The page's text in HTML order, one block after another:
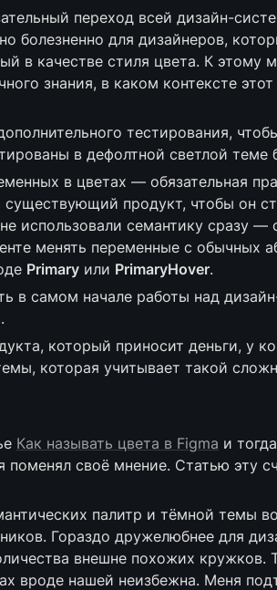
переход всей дизайн-
болезненно для дизайнеров,
в качестве стиля цвета. К этому
знания, в каком контексте этот
тестирования,
в дефолтной светлой теме
в цветах — обязательная
продукт, чтобы он
использовали семантику сразу —
менять переменные с обычных
Primary или PrimaryHover.
в самом начале работы над
который приносит деньги, у
которая учитывает такой
Как называть цвета в Figma и
поменял своё мнение. Статью эту
палитр и тёмной темы
Гораздо дружелюбнее для
внешне похожих кружков.
вроде нашей неизбежна. Меня